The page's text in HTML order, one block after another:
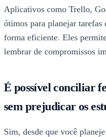
Aplicativos como Trello,
ótimos para planejar tarefas
forma eficiente. Eles
lembrar de compromissos
É possível conciliar
sem prejudicar os
Sim, desde que você